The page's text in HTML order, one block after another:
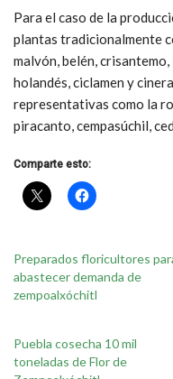
Para el caso de la
plantas tradicionalmente
malvón, belén,
holandés, ciclamen y
representativas como la
piracanto, cempasúchil,
Comparte esto:
Preparados floricultores
abastecer demanda de
zempoalxóchitl
Puebla cosecha 10 mil
toneladas de Flor de